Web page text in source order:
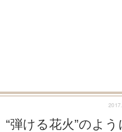
弾ける花火”のよう